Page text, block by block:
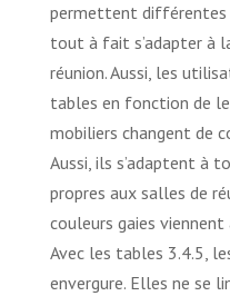
permettent différentes
tout à fait s’adapter à
réunion. Aussi, les
tables en fonction de
mobiliers changent de
Aussi, ils s’adaptent à
propres aux salles de
couleurs gaies
Avec les tables 3.4.5,
envergure. Elles ne se